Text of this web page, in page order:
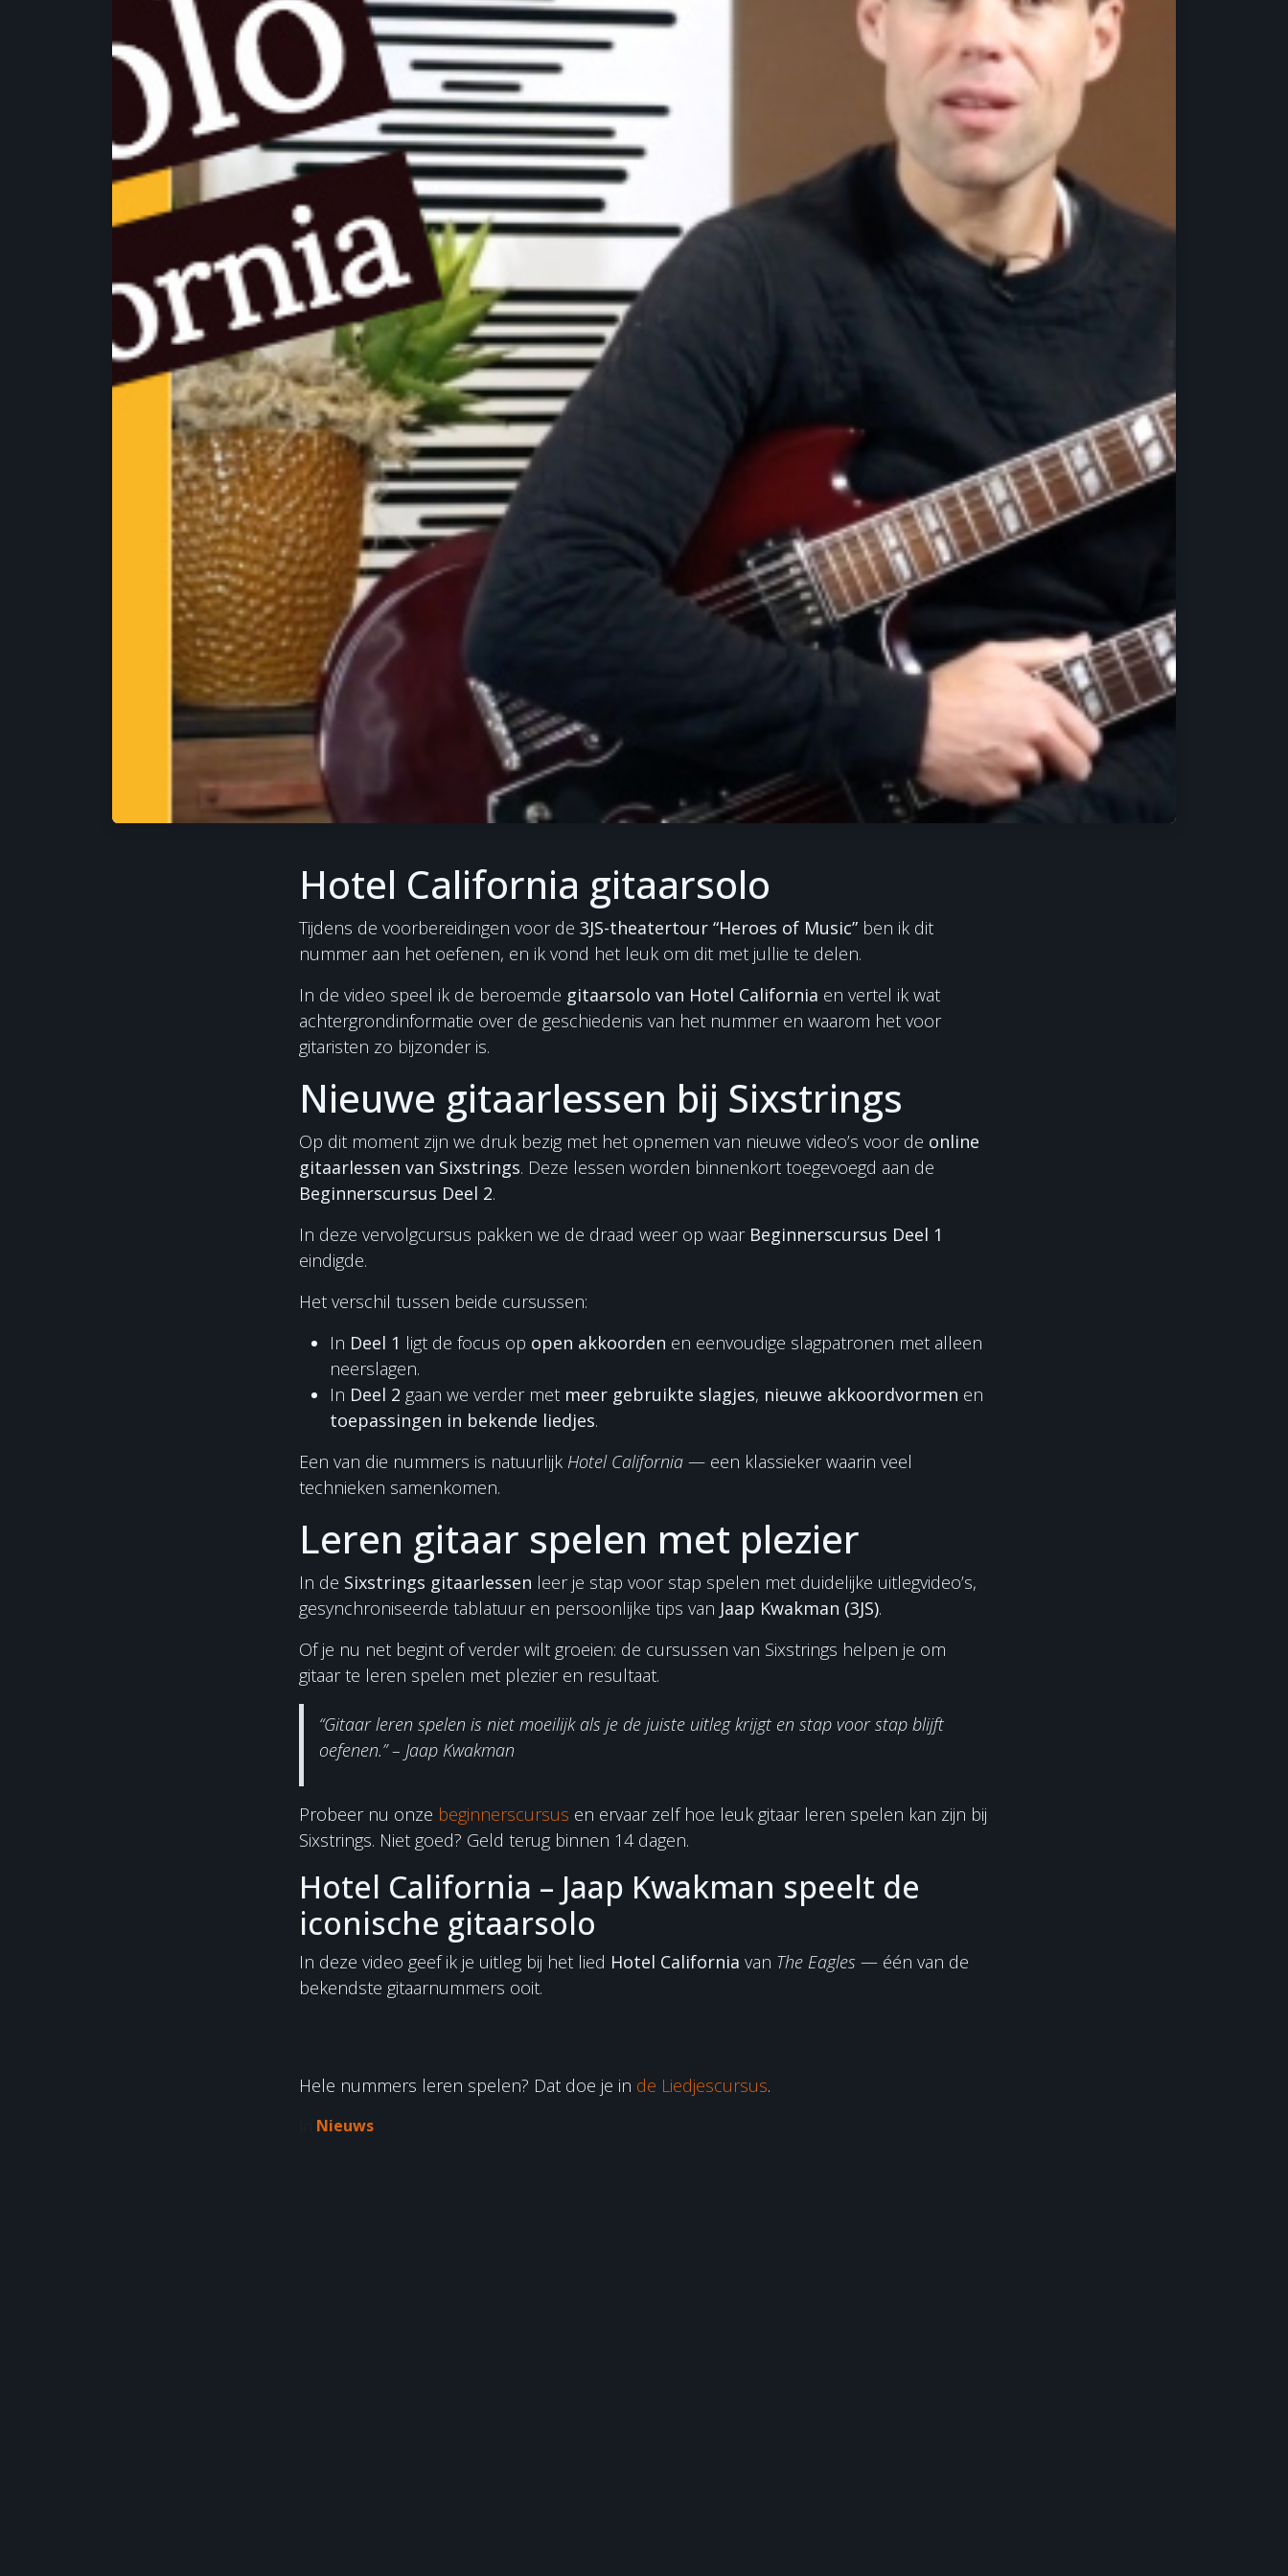
Hotel California gitaarsolo
Tijdens de voorbereidingen voor de 3JS-theatertour “Heroes of Music” ben ik dit
nummer aan het oefenen, en ik vond het leuk om dit met jullie te delen.
In de video speel ik de beroemde gitaarsolo van Hotel California en vertel ik wat
achtergrondinformatie over de geschiedenis van het nummer en waarom het voor
gitaristen zo bijzonder is.
Nieuwe gitaarlessen bij Sixstrings
Op dit moment zijn we druk bezig met het opnemen van nieuwe video’s voor de online
gitaarlessen van Sixstrings. Deze lessen worden binnenkort toegevoegd aan de
Beginnerscursus Deel 2.
In deze vervolgcursus pakken we de draad weer op waar Beginnerscursus Deel 1
eindigde.
Het verschil tussen beide cursussen:
In Deel 1 ligt de focus op open akkoorden en eenvoudige slagpatronen met alleen
neerslagen.
In Deel 2 gaan we verder met meer gebruikte slagjes, nieuwe akkoordvormen en
toepassingen in bekende liedjes.
Een van die nummers is natuurlijk Hotel California — een klassieker waarin veel
technieken samenkomen.
Leren gitaar spelen met plezier
In de Sixstrings gitaarlessen leer je stap voor stap spelen met duidelijke uitlegvideo’s,
gesynchroniseerde tablatuur en persoonlijke tips van Jaap Kwakman (3JS).
Of je nu net begint of verder wilt groeien: de cursussen van Sixstrings helpen je om
gitaar te leren spelen met plezier en resultaat.
“Gitaar leren spelen is niet moeilijk als je de juiste uitleg krijgt en stap voor stap blijft
oefenen.” – Jaap Kwakman
Probeer nu onze beginnerscursus en ervaar zelf hoe leuk gitaar leren spelen kan zijn bij
Sixstrings. Niet goed? Geld terug binnen 14 dagen.
Hotel California – Jaap Kwakman speelt de
iconische gitaarsolo
In deze video geef ik je uitleg bij het lied Hotel California van The Eagles — één van de
bekendste gitaarnummers ooit.
Hele nummers leren spelen? Dat doe je in de Liedjescursus.
Nieuws